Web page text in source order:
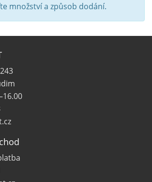
množství a způsob dodání.